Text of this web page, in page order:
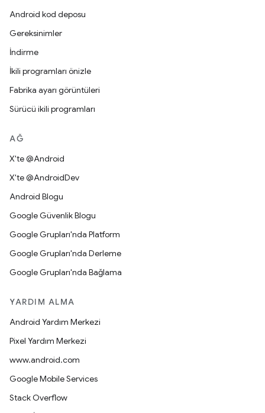
Android kod deposu
Gereksinimler
İndirme
İkili programları önizle
Fabrika ayarı görüntüleri
Sürücü ikili programları
AĞ
X'te @Android
X'te @AndroidDev
Android Blogu
Google Güvenlik Blogu
Google Grupları'nda Platform
Google Grupları'nda Derleme
Google Grupları'nda Bağlama
YARDIM ALMA
Android Yardım Merkezi
Pixel Yardım Merkezi
www.android.com
Google Mobile Services
Stack Overflow